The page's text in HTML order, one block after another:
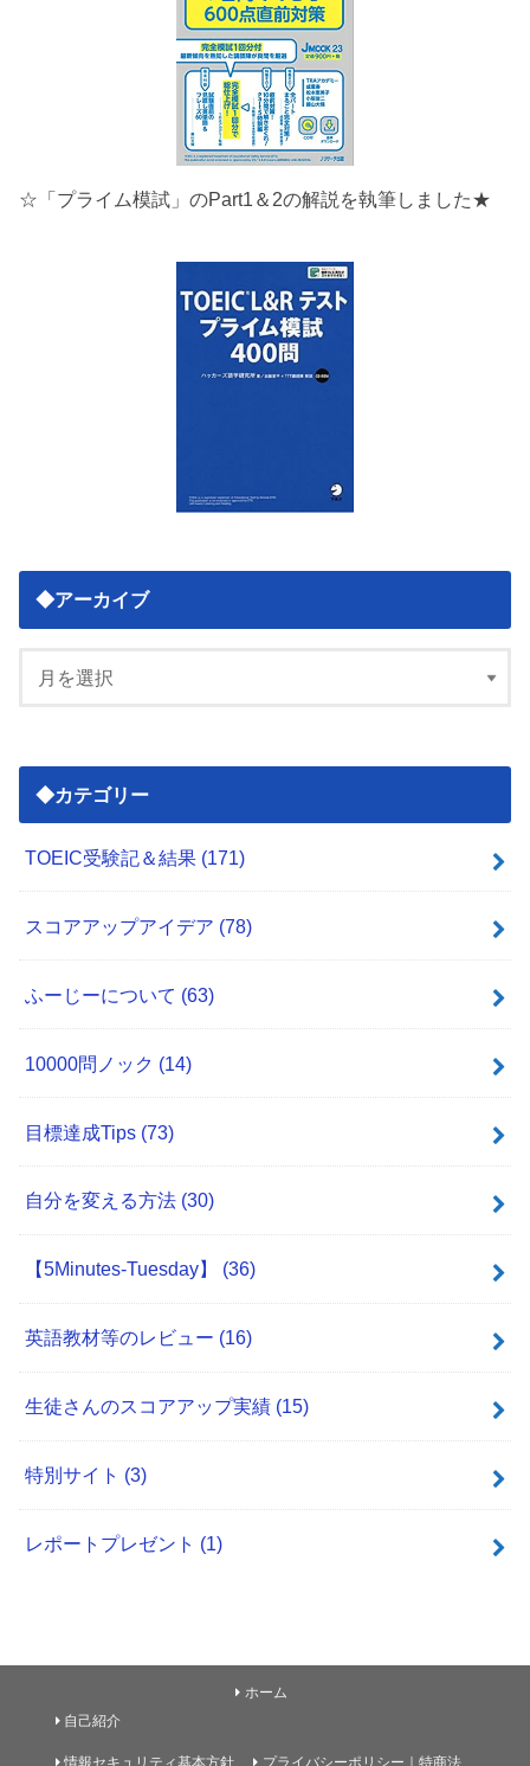
☆「プライム模試」のPart1＆2の解説を執筆しました★
◆アーカイブ
◆カテゴリー
TOEIC受験記＆結果 (171)
スコアアップアイデア (78)
ふーじーについて (63)
10000問ノック (14)
目標達成Tips (73)
自分を変える方法 (30)
【5Minutes-Tuesday】 (36)
英語教材等のレビュー (16)
生徒さんのスコアアップ実績 (15)
特別サイト (3)
レポートプレゼント (1)
ホーム
自己紹介
情報セキュリティ基本方針 プライバシーポリシー｜特商法